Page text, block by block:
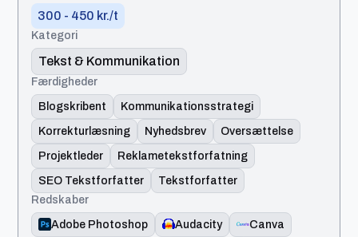
300 - 450 kr./t
Kategori
Tekst & Kommunikation
Færdigheder
Blogskribent
Kommunikationsstrategi
Korrekturlæsning
Nyhedsbrev
Oversættelse
Projektleder
Reklametekstforfatning
SEO Tekstforfatter
Tekstforfatter
Redskaber
Adobe Photoshop
Audacity
Canva